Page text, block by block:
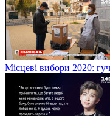
Місцеві вибори 2020: